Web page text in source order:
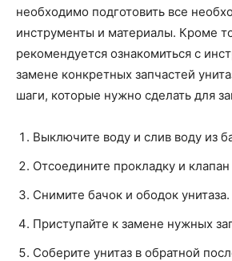
необходимо подготовить все
инструменты и материалы. Кроме
рекомендуется ознакомиться с
замене конкретных запчастей
шаги, которые нужно сделать для
Выключите воду и слив воду из
Отсоедините прокладку и клапан
Снимите бачок и ободок унитаза.
Приступайте к замене нужных
Соберите унитаз в обратной